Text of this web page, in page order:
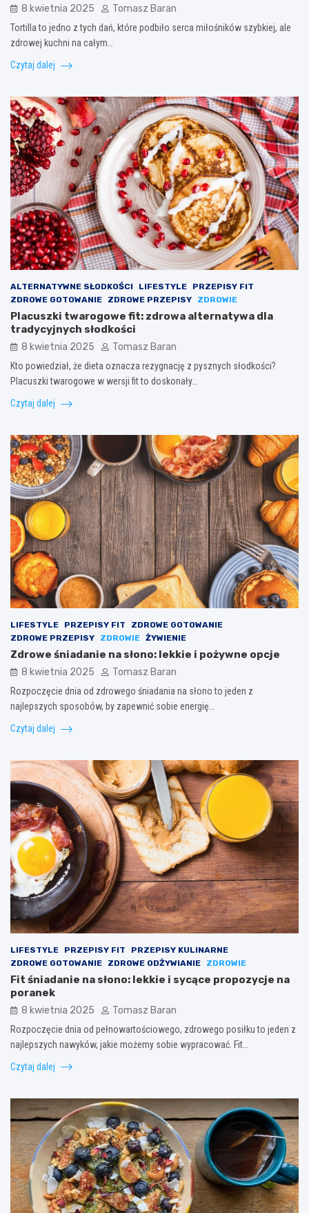
8 kwietnia 2025 Tomasz Baran
Tortilla to jedno z tych dań, które podbiło serca miłośników szybkiej, ale
zdrowej kuchni na całym…
Czytaj dalej
ALTERNATYWNE SŁODKOŚCI LIFESTYLE
PRZEPISY FIT
ZDROWE GOTOWANIE
ZDROWE PRZEPISY ZDROWIE
Placuszki twarogowe fit: zdrowa alternatywa dla
tradycyjnych słodkości
8 kwietnia 2025 Tomasz Baran
Kto powiedział, że dieta oznacza rezygnację z pysznych słodkości?
Placuszki twarogowe w wersji fit to doskonały…
Czytaj dalej
LIFESTYLE PRZEPISY FIT
ZDROWE GOTOWANIE
ZDROWE PRZEPISY
ZDROWIE ŻYWIENIE
Zdrowe śniadanie na słono: lekkie i pożywne opcje
8 kwietnia 2025 Tomasz Baran
Rozpoczęcie dnia od zdrowego śniadania na słono to jeden z
najlepszych sposobów, by zapewnić sobie energię…
Czytaj dalej
LIFESTYLE PRZEPISY FIT
PRZEPISY KULINARNE
ZDROWE GOTOWANIE
ZDROWE ODŻYWIANIE ZDROWIE
Fit śniadanie na słono: lekkie i sycące propozycje na
poranek
8 kwietnia 2025 Tomasz Baran
Rozpoczęcie dnia od pełnowartościowego, zdrowego posiłku to jeden z
najlepszych nawyków, jakie możemy sobie wypracować. Fit…
Czytaj dalej